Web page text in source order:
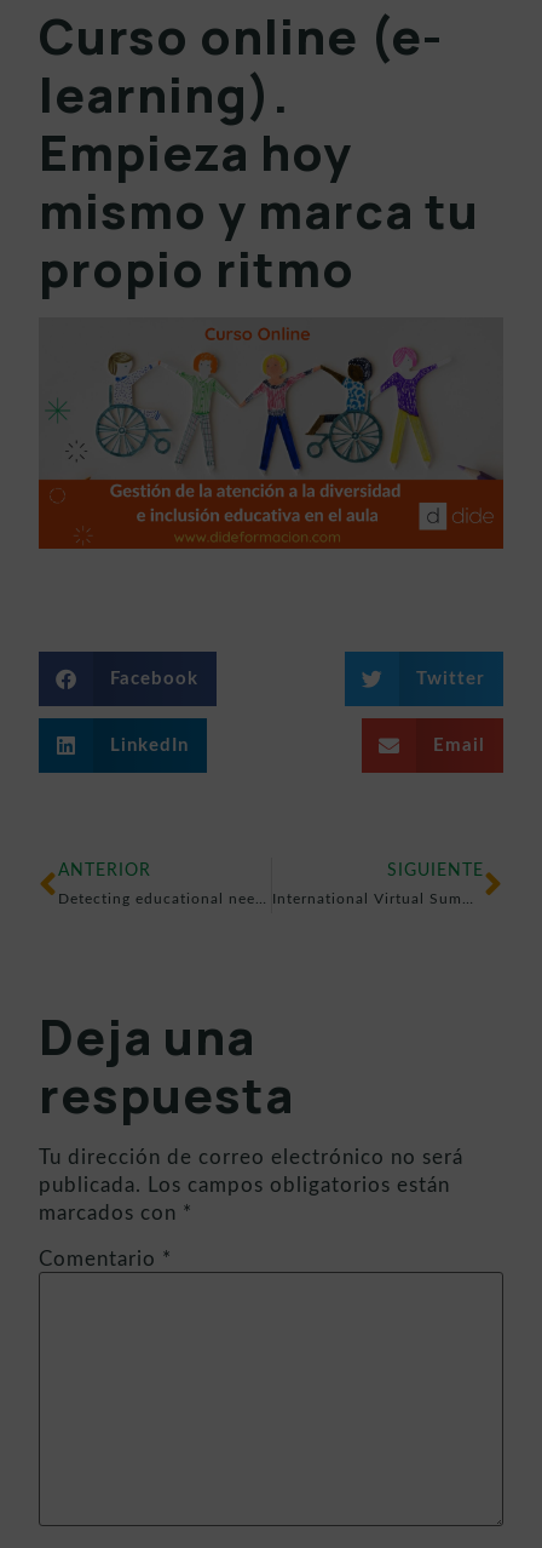
Curso online (e-
learning).
Empieza hoy
mismo y marca tu
propio ritmo
Facebook Twitter
LinkedIn Email
ANTERIOR SIGUIENTE
Deja una
respuesta
Tu dirección de correo electrónico no será
publicada.
Los campos obligatorios están
marcados con *
Comentario *